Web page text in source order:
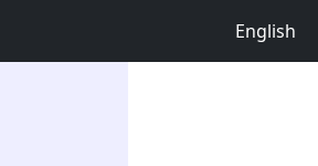
English